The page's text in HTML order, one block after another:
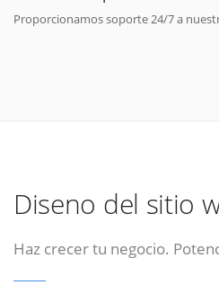
Proporcionamos soporte 24/7 a
Diseno del sitio
Haz crecer tu negocio.